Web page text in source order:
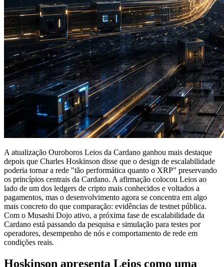
A atualização Ouroboros Leios da Cardano ganhou mais destaque
depois que Charles Hoskinson disse que o design de escalabilidade
poderia tornar a rede "tão performática quanto o XRP" preservando
os princípios centrais da Cardano. A afirmação colocou Leios ao
lado de um dos ledgers de cripto mais conhecidos e voltados a
pagamentos, mas o desenvolvimento agora se concentra em algo
mais concreto do que comparação: evidências de testnet pública.
Com o Musashi Dojo ativo, a próxima fase de escalabilidade da
Cardano está passando da pesquisa e simulação para testes por
operadores, desempenho de nós e comportamento de rede em
condições reais.
Hoskinson apresenta Leios como uma